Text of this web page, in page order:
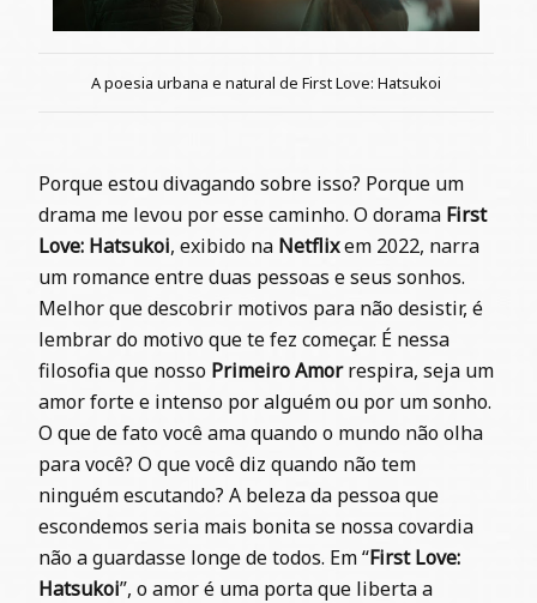
A poesia urbana e natural de First Love: Hatsukoi
Porque estou divagando sobre isso? Porque um
drama me levou por esse caminho. O dorama First
Love: Hatsukoi, exibido na Netflixem 2022, narra
um romance entre duas pessoas e seus sonhos.
Melhor que descobrir motivos para não desistir, é
lembrar do motivo que te fez começar. É nessa
filosofia que nosso Primeiro Amorrespira, seja um
amor forte e intenso por alguém ou por um sonho.
O que de fato você ama quando o mundo não olha
para você? O que você diz quando não tem
ninguém escutando? A beleza da pessoa que
escondemos seria mais bonita se nossa covardia
não a guardasse longe de todos. Em“First Love:
Hatsukoi”, o amor é uma porta que liberta a